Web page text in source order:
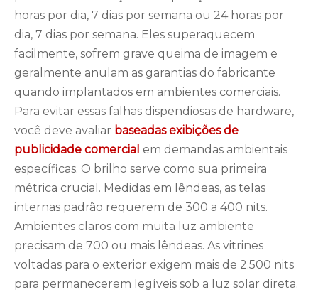
horas por dia, 7 dias por semana ou 24 horas por
dia, 7 dias por semana. Eles superaquecem
facilmente, sofrem grave queima de imagem e
geralmente anulam as garantias do fabricante
quando implantados em ambientes comerciais.
Para evitar essas falhas dispendiosas de hardware,
você deve avaliar baseadasexibições de
publicidade comercial em demandas ambientais
específicas. O brilho serve como sua primeira
métrica crucial. Medidas em lêndeas, as telas
internas padrão requerem de 300 a 400 nits.
Ambientes claros com muita luz ambiente
precisam de 700 ou mais lêndeas. As vitrines
voltadas para o exterior exigem mais de 2.500 nits
para permanecerem legíveis sob a luz solar direta.